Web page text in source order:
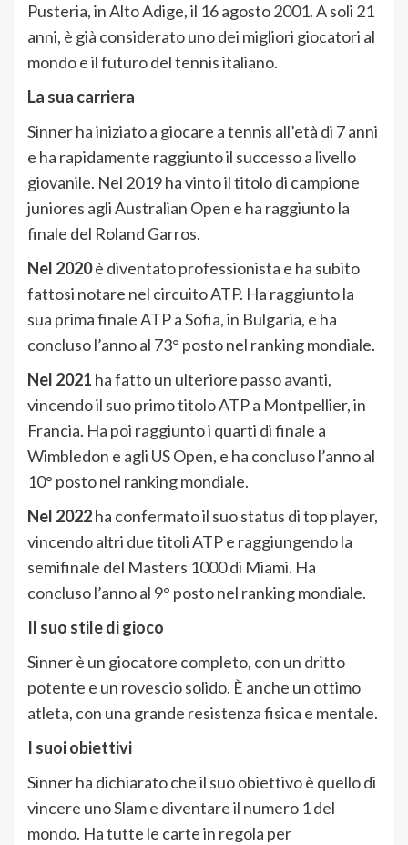
Pusteria,in Alto Adige,il 16 agosto 2001.A soli 21
anni, è già considerato uno dei migliori giocatori al
mondo e il futuro del tennis italiano.
La sua carriera
Sinner ha iniziato a giocare a tennis all’età di 7 anni
e ha rapidamente raggiunto il successo a livello
giovanile. Nel 2019 ha vinto il titolo di campione
juniores agli Australian Open e ha raggiunto la
finale del Roland Garros.
Nel 2020è diventato professionista e ha subito
fattosi notare nel circuito ATP. Ha raggiunto la
sua prima finale ATP a Sofia,in Bulgaria, e ha
concluso l’anno al 73° posto nel ranking mondiale.
Nel 2021 ha fatto un ulteriore passo avanti,
vincendo il suo primo titolo ATP a Montpellier,in
Francia. Ha poi raggiunto i quarti di finale a
Wimbledon e agli US Open, e ha concluso l’anno al
10° posto nel ranking mondiale.
Nel 2022ha confermato il suo status di top player,
vincendo altri due titoli ATP e raggiungendo la
semifinale del Masters 1000 di Miami. Ha
concluso l’anno al 9° posto nel ranking mondiale.
Il suo stile di gioco
Sinner è un giocatore completo, con un dritto
potente e un rovescio solido. È anche un ottimo
atleta, con una grande resistenza fisica e mentale.
I suoi obiettivi
Sinner ha dichiarato che il suo obiettivo è quello di
vincere uno Slam e diventare il numero 1 del
mondo. Ha tutte le carte in regola per